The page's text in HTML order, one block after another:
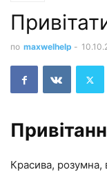
по maxwelhelp -
Красива, розумна,